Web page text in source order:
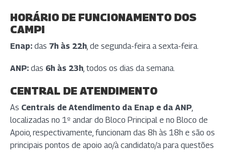
HORÁRIO DE FUNCIONAMENTO DOS
CAMPI
Enap: das 7h às 22h , de segunda-feira a sexta-feira.
ANP: das 6h às 23h, todos os dias da semana.
CENTRAL DE ATENDIMENTO
As Centrais de Atendimento da Enap e da ANP
localizadas no 1º andar do Bloco Principal e no Bloco de
Apoio, respectivamente, funcionam das 8h às 18h e são os
principais pontos de apoio ao/à candidato/a para questões